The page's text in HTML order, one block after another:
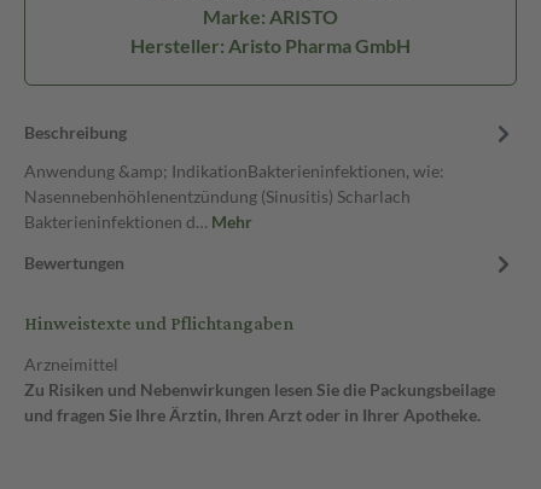
Marke: ARISTO
Hersteller: Aristo Pharma GmbH
Beschreibung
Anwendung &amp; IndikationBakterieninfektionen, wie:
Nasennebenhöhlenentzündung (Sinusitis) Scharlach
Bakterieninfektionen d… Mehr
Bewertungen
Hinweistexte und Pflichtangaben
Arzneimittel
Zu Risiken und Nebenwirkungen lesen Sie die Packungsbeilage
und fragen Sie Ihre Ärztin, Ihren Arzt oder in Ihrer Apotheke.